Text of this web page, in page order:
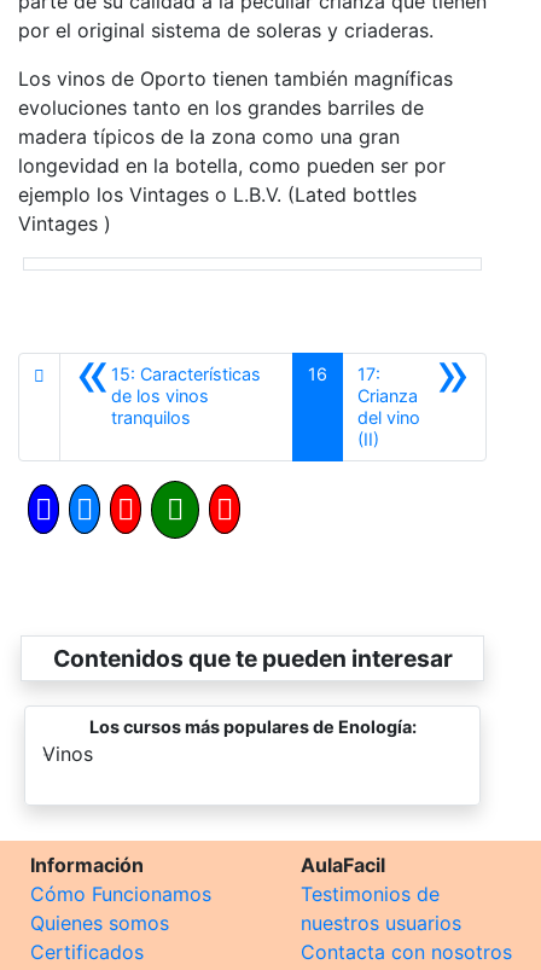
por el original sistema de soleras y criaderas.
Los vinos de Oporto tienen también magníficas
evoluciones tanto en los grandes barriles de
madera típicos de la zona como una gran
longevidad en la botella, como pueden ser por
ejemplo los Vintages o L.B.V. (Lated bottles
Vintages )
«15: Características
de los vinos
tranquilos
16 »
17:
Crianza
del vino
(II)Siguiente
Contenidos que te pueden interesar
Los cursos más populares de Enología:
-
Vinos
Información
Cómo Funcionamos
Quienes somos
Certificados
AulaFacil
Testimonios de
nuestros usuarios
Contacta con nosotros